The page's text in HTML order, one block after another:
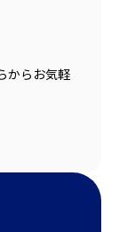
からお気軽